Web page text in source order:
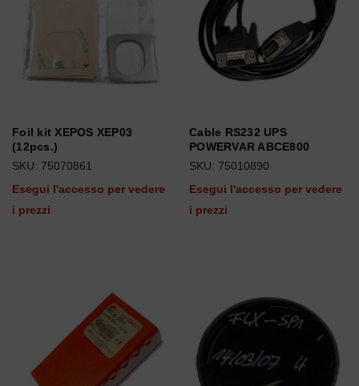
Foil kit XEPOS XEP03
(12pcs.)
SKU: 75070861
Esegui l'accesso per vedere
i prezzi
Cable RS232 UPS
POWERVAR ABCE800
SKU: 75010890
Esegui l'accesso per vedere
i prezzi